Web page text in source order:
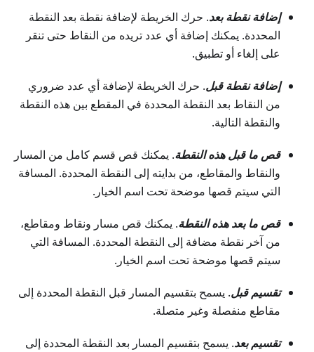
إضافة نقطة بعد. حرك الخريطة لإضافة نقطة بعد النقطة
المحددة. يمكنك إضافة أي عدد تريده من النقاط حتى تنقر
على إلغاء أو تطبيق.
إضافة نقطة قبل. حرك الخريطة لإضافة أي عدد ضروري
من النقاط بعد النقطة المحددة في المقطع بين هذه النقطة
والنقطة التالية.
قص ما قبل هذه النقطة. يمكنك قص قسم كامل من المسار
والنقاط والمقاطع، من بدايته إلى النقطة المحددة. المسافة
التي سيتم قصها موضحة تحت اسم الخيار.
قص ما بعد هذه النقطة. يمكنك قص مسار ونقاط ومقاطع،
من آخر نقطة مضافة إلى النقطة المحددة. المسافة التي
سيتم قصها موضحة تحت اسم الخيار.
تقسيم قبل. يسمح بتقسيم المسار قبل النقطة المحددة إلى
مقاطع منفصلة وغير متصلة.
تقسيم بعد. يسمح بتقسيم المسار بعد النقطة المحددة إلى